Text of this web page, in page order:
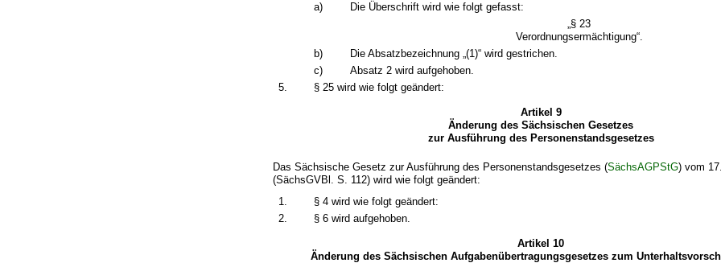
a)
Die Überschrift wird wie folgt gefasst:
„§ 23
Verordnungsermächtigung“.
b)
Die Absatzbezeichnung „(1)“ wird gestrichen.
c)
Absatz 2 wird aufgehoben.
5.
§ 25 wird wie folgt geändert:
Artikel 9
Änderung des Sächsischen Gesetzes
zur Ausführung des Personenstandsgesetzes
Das Sächsische Gesetz zur Ausführung des Personenstandsgesetzes (SächsAGPStG) vom
(SächsGVBl. S. 112) wird wie folgt geändert:
1.
§ 4 wird wie folgt geändert:
2.
§ 6 wird aufgehoben.
Artikel 10
Änderung des Sächsischen Aufgabenübertragungsgesetzes zum